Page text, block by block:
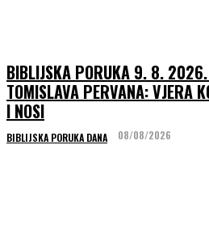
BIBLIJSKA PORUKA 9. 8. 2026.
TOMISLAVA PERVANA: VJERA
I NOSI
BIBLIJSKA PORUKA DANA 08/08/2026